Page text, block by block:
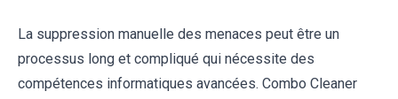
La suppression manuelle des menaces peut être un
processus long et compliqué qui nécessite des
compétences informatiques avancées. Combo Cleaner